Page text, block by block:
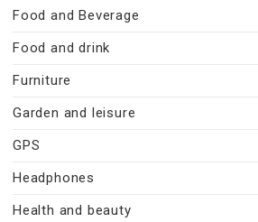
Food and Beverage
Food and drink
Furniture
Garden and leisure
GPS
Headphones
Health and beauty